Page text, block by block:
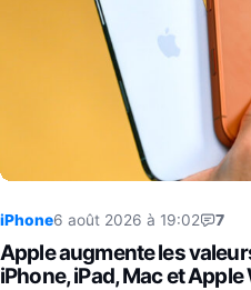
iPhone6 août 2026 à 19:02 7
Apple augmente les
iPhone, iPad, Mac et